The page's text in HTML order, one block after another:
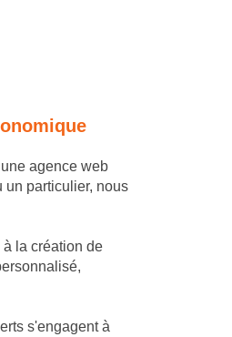
agence web
un particulier, nous
la création de
s'engagent à